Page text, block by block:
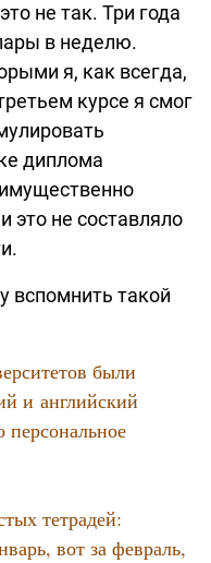
не так. Три года
в неделю.
я, как всегда,
курсе я смог
диплома
это не составляло
вспомнить такой
были
и английский
тетрадей:
вот за февраль,